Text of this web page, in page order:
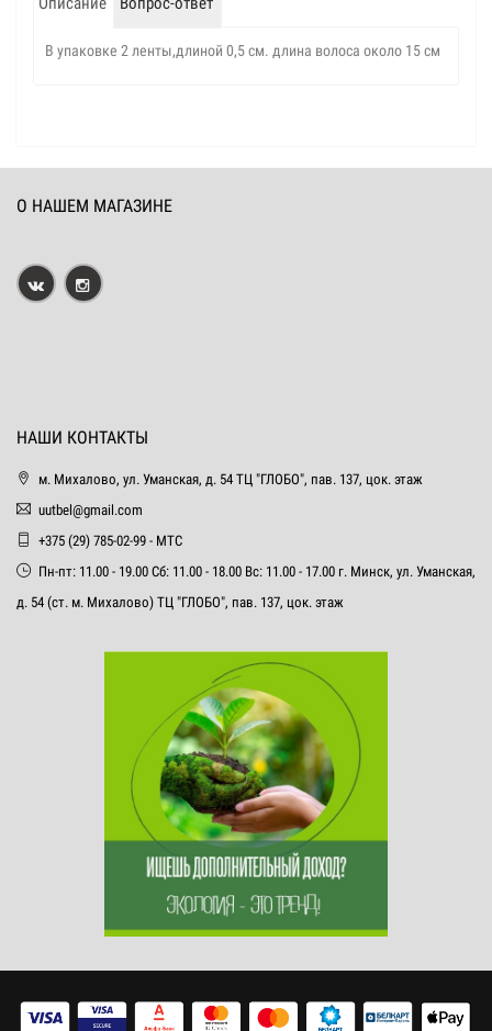
В упаковке 2 ленты,длиной 0,5 см. длина волоса около 15 см
О НАШЕМ МАГАЗИНЕ
НАШИ КОНТАКТЫ
м. Михалово, ул. Уманская, д. 54 ТЦ "ГЛОБО", пав. 137, цок. этаж
uutbel@gmail.com
+375 (29) 785-02-99 - МТС
Пн-пт: 11.00 - 19.00 Сб: 11.00 - 18.00 Вс: 11.00 - 17.00 г. Минск, ул. Уманская,
д. 54 (ст. м. Михалово) ТЦ "ГЛОБО", пав. 137, цок. этаж